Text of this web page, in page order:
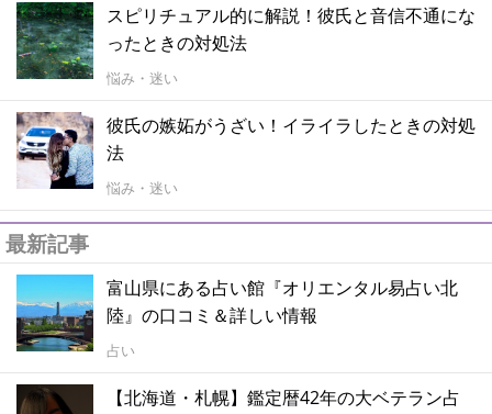
スピリチュアル的に解説！彼氏と音信不通にな
ったときの対処法
悩み・迷い
彼氏の嫉妬がうざい！イライラしたときの対処
法
悩み・迷い
最新記事
富山県にある占い館『オリエンタル易占い北
陸』の口コミ＆詳しい情報
占い
【北海道・札幌】鑑定暦42年の大ベテラン占